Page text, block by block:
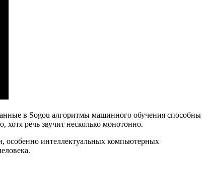
в Sogou алгоритмы машинного обучения способны
речь звучит несколько монотонно.
особенно интеллектуальных компьютерных